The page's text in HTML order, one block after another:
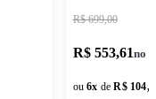
R$ 699,00
R$ 553,61
ou6x de R$